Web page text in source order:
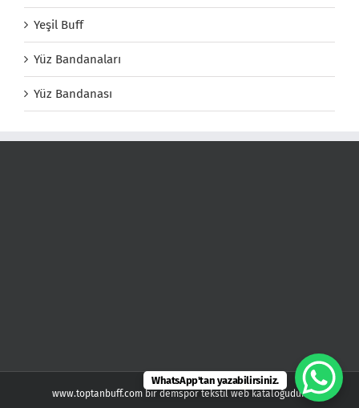
Yeşil Buff
Yüz Bandanaları
Yüz Bandanası
www.toptanbuff.com bir demspor tekstil web kataloğudur.
WhatsApp'tan yazabilirsiniz.